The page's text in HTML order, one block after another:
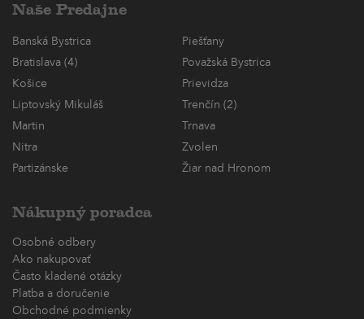
Naše Predajne
Banská Bystrica
Piešťany
Bratislava (4)
Považská Bystrica
Košice
Prievidza
Liptovský Mikuláš
Trenčín (2)
Martin
Trnava
Nitra
Zvolen
Partizánske
Žiar nad Hronom
Nákupný poradca
Osobné odbery
Ako nakupovať
Často kladené otázky
Platba a doručenie
Obchodné podmienky